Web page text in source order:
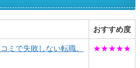
おすすめ度
ミで失敗しない転職。
★★★★★